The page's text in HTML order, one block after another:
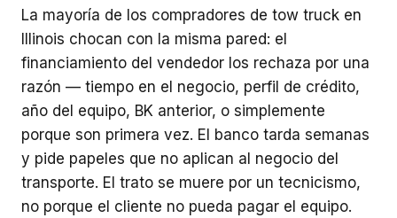
La mayoría de los compradores de tow truck en
Illinois chocan con la misma pared: el
financiamiento del vendedor los rechaza por una
razón — tiempo en el negocio, perfil de crédito,
año del equipo, BK anterior, o simplemente
porque son primera vez. El banco tarda semanas
y pide papeles que no aplican al negocio del
transporte. El trato se muere por un tecnicismo,
no porque el cliente no pueda pagar el equipo.